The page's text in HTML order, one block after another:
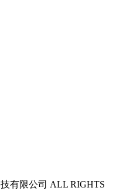
有限公司 ALL RIGHTS